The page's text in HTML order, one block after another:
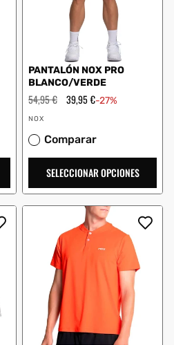
PANTALÓN NOX PRO
BLANCO/VERDE
Precio
habitual
54,95 € Precio
39,95 €-27%
Proveedor:
NOX
Comparar
SELECCIONAR OPCIONES